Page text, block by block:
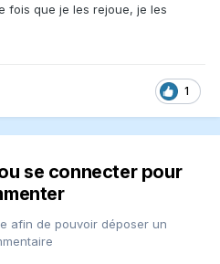
fois que je les rejoue, je les
1
se connecter pour
afin de pouvoir déposer un